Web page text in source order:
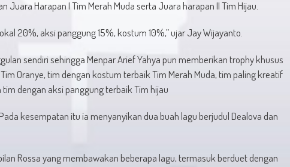
Juara Harapan I Tim Merah Muda serta Juara harapan II Tim Hijau.
20%, aksi panggung 15%, kostum 10%,” ujar Jay Wijayanto.
sendiri sehingga Menpar Arief Yahya pun memberikan trophy khusus
Oranye, tim dengan kostum terbaik Tim Merah Muda, tim paling kreatif
dengan aksi panggung terbaik Tim hijau
kesempatan itu ia menyanyikan dua buah lagu berjudul Dealova dan
Rossa yang membawakan beberapa lagu, termasuk berduet dengan